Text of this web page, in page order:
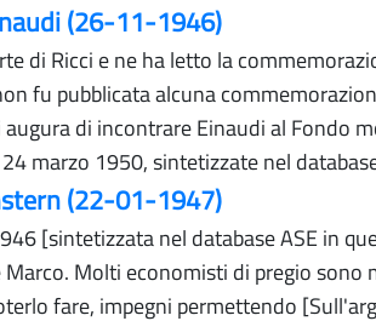
(26-11-1946)
di Ricci e ne ha letto la
fu pubblicata alcuna
di incontrare Einaudi al Fondo
marzo 1950, sintetizzate nel
(22-01-1947)
[sintetizzata nel database ASE in
Molti economisti di pregio
fare, impegni permettendo